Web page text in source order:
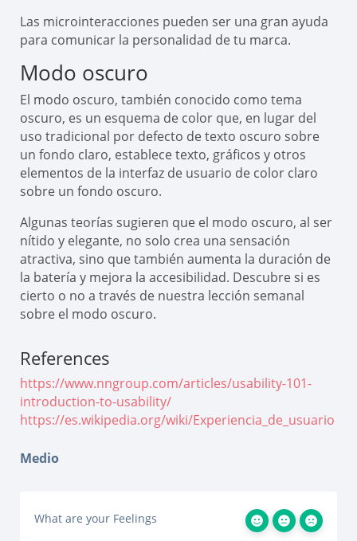
Las microinteracciones pueden ser una gran ayuda
para comunicar la personalidad de tu marca.
Modo oscuro
El modo oscuro, también conocido como tema
oscuro, es un esquema de color que, en lugar del
uso tradicional por defecto de texto oscuro sobre
un fondo claro, establece texto, gráficos y otros
elementos de la interfaz de usuario de color claro
sobre un fondo oscuro.
Algunas teorías sugieren que el modo oscuro, al ser
nítido y elegante, no solo crea una sensación
atractiva, sino que también aumenta la duración de
la batería y mejora la accesibilidad. Descubre si es
cierto o no a través de nuestra lección semanal
sobre el modo oscuro.
References
https://www.nngroup.com/articles/usability-101-
introduction-to-usability/
https://es.wikipedia.org/wiki/Experiencia_de_usuario
Medio
What are your Feelings